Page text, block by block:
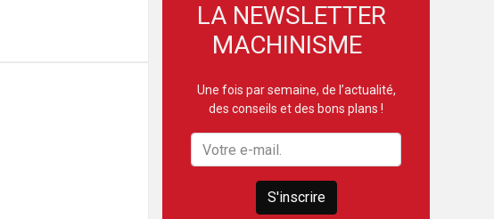
LA NEWSLETTER
MACHINISME
Une fois par semaine, de l’actualité,
des conseils et des bons plans !
S'inscrire